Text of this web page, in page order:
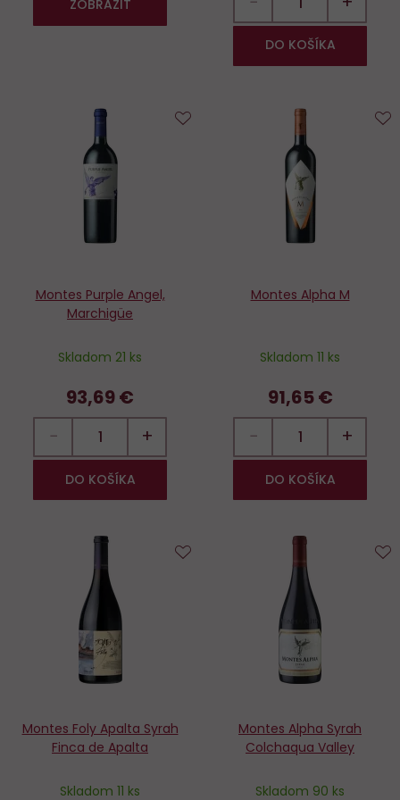
ZOBRAZIT
DO KOŠÍKA
Montes Purple Angel,
Marchigüe
Skladom 21 ks
93,69 €
− +
DO KOŠÍKA
Montes Alpha M
Skladom 11 ks
91,65 €
− +
DO KOŠÍKA
Montes Foly Apalta Syrah
Finca de Apalta
Skladom 11 ks
Montes Alpha Syrah
Colchaqua Valley
Skladom 90 ks